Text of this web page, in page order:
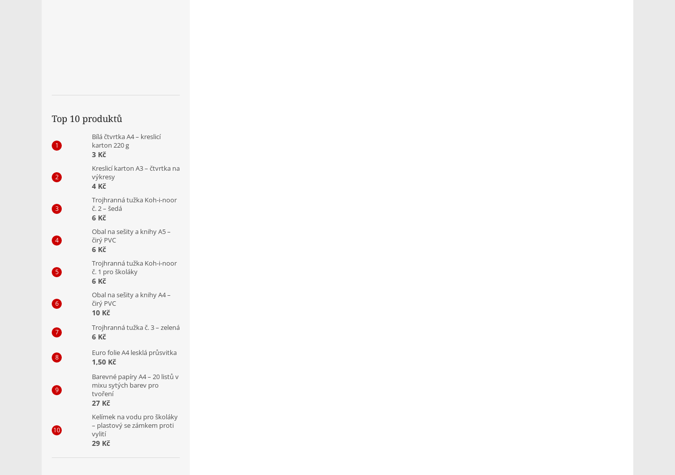
Top 10 produktů
Bílá čtvrtka A4 – kreslicí
karton 220 g
3 Kč
Kreslicí karton A3 – čtvrtka na
výkresy
4 Kč
Trojhranná tužka Koh-i-noor
č. 2 – šedá
6 Kč
Obal na sešity a knihy A5 –
čirý PVC
6 Kč
Trojhranná tužka Koh-i-noor
č. 1 pro školáky
6 Kč
Obal na sešity a knihy A4 –
čirý PVC
10 Kč
Trojhranná tužka č. 3 – zelená
6 Kč
Euro folie A4 lesklá průsvitka
1,50 Kč
Barevné papíry A4 – 20 listů v
mixu sytých barev pro
tvoření
27 Kč
Kelímek na vodu pro školáky
– plastový se zámkem proti
vylití
29 Kč